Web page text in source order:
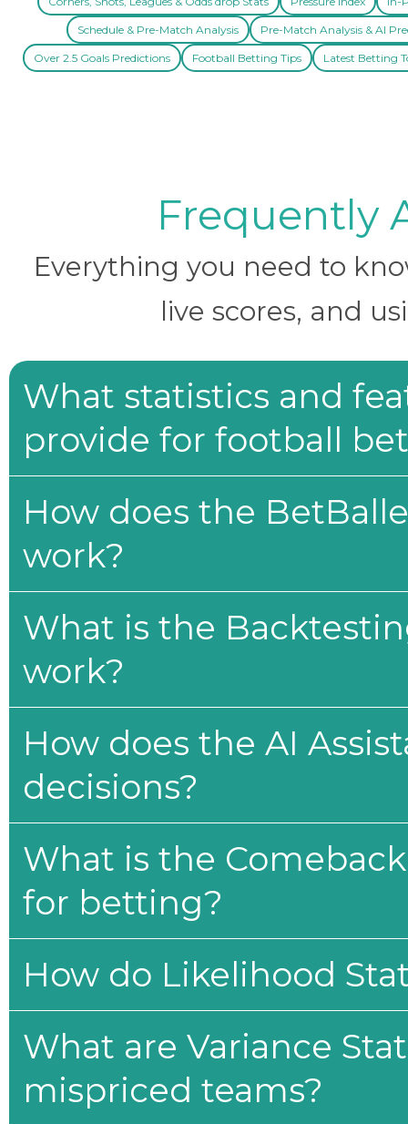
Schedule & Pre-Match Analysis Pre-Match Analysis & AI
Over 2.5 Goals Predictions Football Betting Tips Latest Betting
Frequently
Everything you need to
live scores, and
What statistics and
provide for football
How does the
work?
What is the
work?
How does the AI
decisions?
What is the
for betting?
How do Likelihood
What are Variance
mispriced teams?